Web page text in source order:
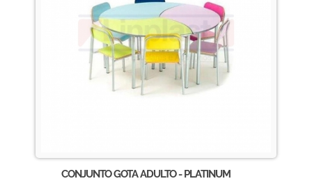
CONJUNTO GOTA ADULTO - PLATINUM